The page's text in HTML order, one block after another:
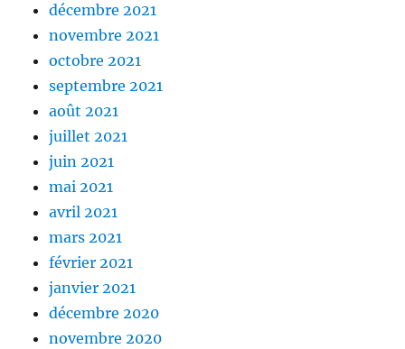
décembre 2021
novembre 2021
octobre 2021
septembre 2021
août 2021
juillet 2021
juin 2021
mai 2021
avril 2021
mars 2021
février 2021
janvier 2021
décembre 2020
novembre 2020